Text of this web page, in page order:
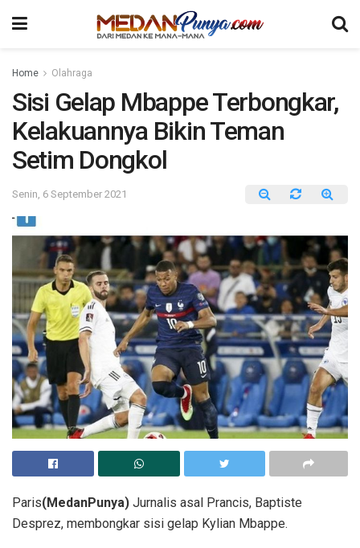
Home Olahraga
Sisi Gelap Mbappe Terbongkar,
Kelakuannya Bikin Teman
Setim Dongkol
Senin, 6 September 2021
Paris(MedanPunya) Jurnalis asal Prancis, Baptiste
Desprez, membongkar sisi gelap Kylian Mbappe.